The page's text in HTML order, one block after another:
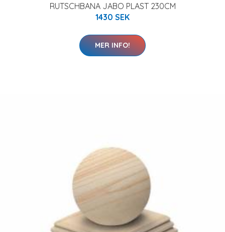
RUTSCHBANA JABO PLAST 230CM
1430 SEK
MER INFO!